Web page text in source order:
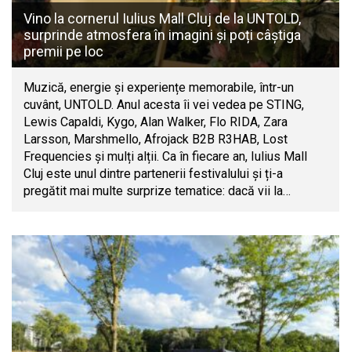
Vino la cornerul Iulius Mall Cluj de la UNTOLD,
surprinde atmosfera în imagini și poți câștiga
premii pe loc
Muzică, energie și experiențe memorabile, într-un
cuvânt, UNTOLD. Anul acesta îi vei vedea pe STING,
Lewis Capaldi, Kygo, Alan Walker, Flo RIDA, Zara
Larsson, Marshmello, Afrojack B2B R3HAB, Lost
Frequencies și mulți alții. Ca în fiecare an, Iulius Mall
Cluj este unul dintre partenerii festivalului și ți-a
pregătit mai multe surprize tematice: dacă vii la…